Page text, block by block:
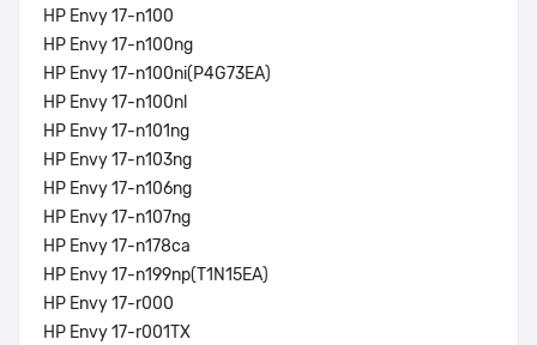
HP Envy 17-n100
HP Envy 17-n100ng
HP Envy 17-n100ni(P4G73EA)
HP Envy 17-n100nl
HP Envy 17-n101ng
HP Envy 17-n103ng
HP Envy 17-n106ng
HP Envy 17-n107ng
HP Envy 17-n178ca
HP Envy 17-n199np(T1N15EA)
HP Envy 17-r000
HP Envy 17-r001TX